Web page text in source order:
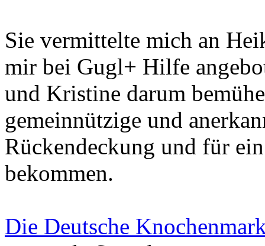
Sie vermittelte mich an
mir bei Gugl+ Hilfe
und Kristine darum
gemeinnützige und
Rückendeckung und für
bekommen.
Die Deutsche